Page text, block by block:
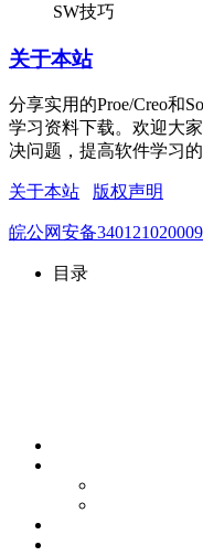
SW技巧
关于本站
分享实用的Proe/Creo和
学习资料下载。欢迎大
决问题，提高软件学习的
关于本站 版权声明
皖公网安备
目录